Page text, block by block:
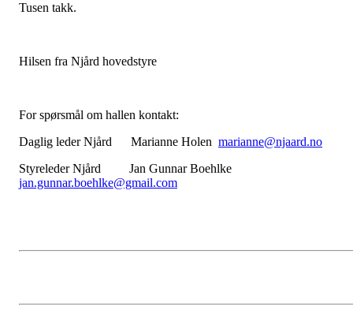
Tusen takk.
Hilsen fra Njård hovedstyre
For spørsmål om hallen kontakt:
Daglig leder Njård Marianne Holen marianne@njaard.no
Styreleder Njård Jan Gunnar Boehlke
jan.gunnar.boehlke@gmail.com